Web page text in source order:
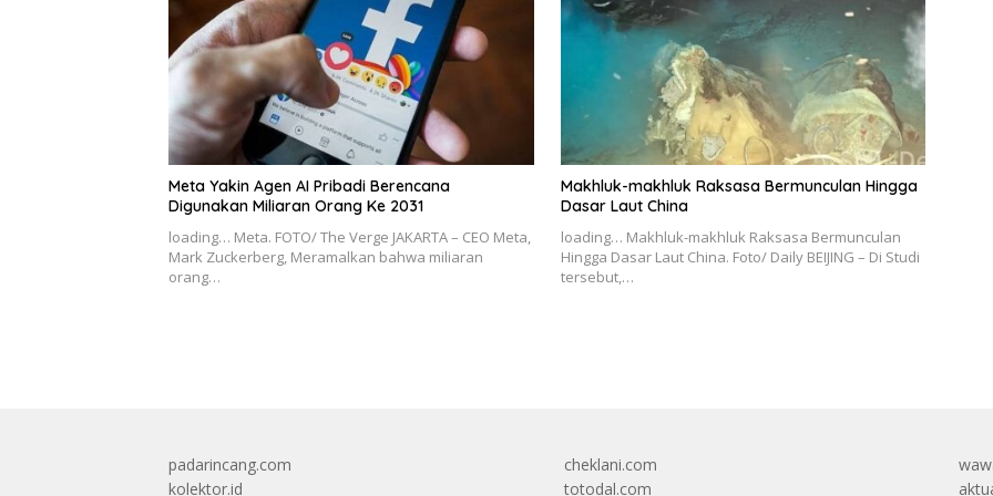
Meta Yakin Agen AI Pribadi Berencana
Digunakan Miliaran Orang Ke 2031
loading… Meta. FOTO/ The Verge JAKARTA – CEO Meta,
Mark Zuckerberg, Meramalkan bahwa miliaran
orang…
Makhluk-makhluk Raksasa Bermunculan Hingga
Dasar Laut China
loading… Makhluk-makhluk Raksasa Bermunculan
Hingga Dasar Laut China. Foto/ Daily BEIJING – Di Studi
tersebut,…
padarincang.com
kolektor.id
cheklani.com
totodal.com